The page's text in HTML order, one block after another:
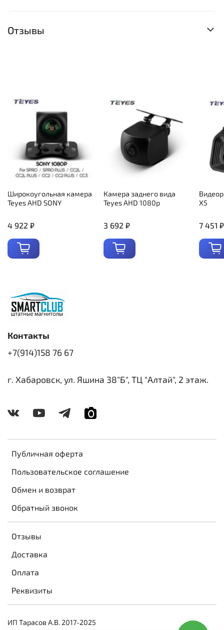
Отзывы
Широкоугольная камера
Teyes AHD SONY
4 922 ₽
Камера заднего вида
Teyes AHD 1080p
3 692 ₽
X5
7 451 ₽
Публичная оферта
Пользовательское соглашение
Обмен и возврат
Обратный звонок
Отзывы
Доставка
Оплата
Реквизиты
Контакты
+7(914)158 76 67
г. Хабаровск, ул. Яшина 38"Б", ТЦ "Алтай", 2 этаж.
ИП Тарасов А.В. 2017-2025